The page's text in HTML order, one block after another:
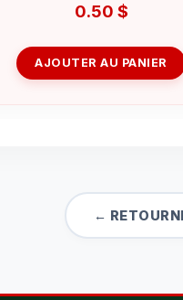
0.50 $
AJOUTER AU PANIER
←